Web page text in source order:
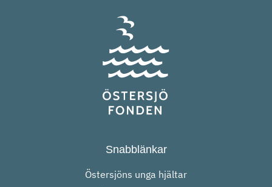
ses […]
Snabblänkar
Östersjöns unga hjältar